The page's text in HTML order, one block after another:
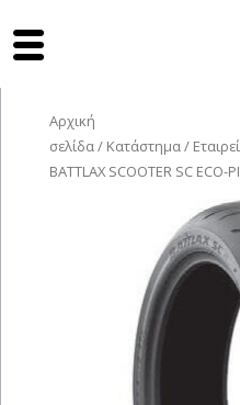
Αρχική
σελίδα/ Κατάστημα/
BATTLAX SCOOTER SC ECO-